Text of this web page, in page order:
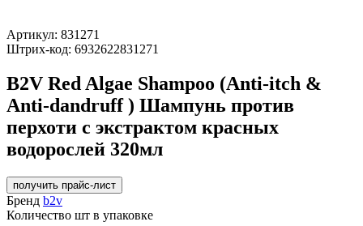
Артикул: 831271
Штрих-код: 6932622831271
B2V Red Algae Shampoo (Anti-itch &
Anti-dandruff ) Шампунь против
перхоти с экстрактом красных
водорослей 320мл
получить прайс-лист
Бренд b2v
Количество шт в упаковке